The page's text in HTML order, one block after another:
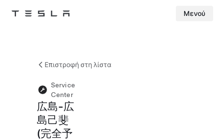
Tesla Μενού
Επιστροφή στη λίστα
Service
Center
広島-広
島己斐
(完全予